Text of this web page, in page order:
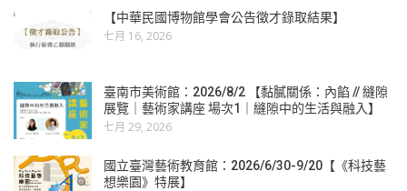
【中華民國博物館學會公告徵才錄取結果】
七月 16, 2026
臺南市美術館：2026/8/2 【黏膩關係：內餡 // 縫隙
展覽｜藝術家講座 場次1｜縫隙中的生活與融入】
七月 29, 2026
國立臺灣藝術教育館：2026/6/30-9/20【《科技藝
想樂園》特展】